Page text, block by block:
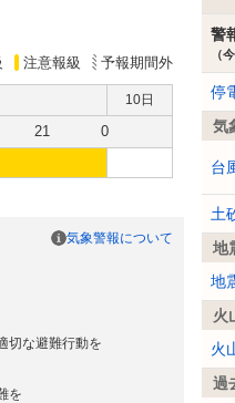
注意報級 予報期間外
10日
21
0
切な避難行動を
を
気象警報について
警
（
停
気
台
土
地
地
火
火
過